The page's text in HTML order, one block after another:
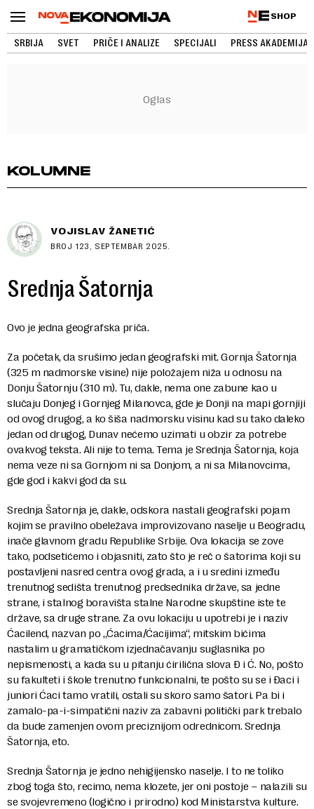
SHOP
SRBIJA SVET PRIČE I ANALIZE SPECIJALI PRESS AKADEMIJA
KOLUMNE
VOJISLAV ŽANETIĆ
BROJ 123, SEPTEMBAR 2025.
Srednja Šatornja
Ovo je jedna geografska priča.
Za početak, da srušimo jedan geografski mit. Gornja Šatornja
(325 m nadmorske visine) nije položajem niža u odnosu na
Donju Šatornju (310 m). Tu, dakle, nema one zabune kao u
slučaju Donjeg i Gornjeg Milanovca, gde je Donji na mapi gornjiji
od ovog drugog, a ko šiša nadmorsku visinu kad su tako daleko
jedan od drugog, Dunav nećemo uzimati u obzir za potrebe
ovakvog teksta. Ali nije to tema. Tema je Srednja Šatornja, koja
nema veze ni sa Gornjom ni sa Donjom, a ni sa Milanovcima,
gde god i kakvi god da su.
Srednja Šatornja je, dakle, odskora nastali geografski pojam
kojim se pravilno obeležava improvizovano naselje u Beogradu,
inače glavnom gradu Republike Srbije. Ova lokacija se zove
tako, podsetićemo i objasniti, zato što je reč o šatorima koji su
postavljeni nasred centra ovog grada, a i u sredini između
trenutnog sedišta trenutnog predsednika države, sa jedne
strane, i stalnog boravišta stalne Narodne skupštine iste te
države, sa druge strane. Za ovu lokaciju u upotrebi je i naziv
Ćacilend, nazvan po „Ćacima/Ćacijima“, mitskim bićima
nastalim u gramatičkom izjednačavanju suglasnika po
nepismenosti, a kada su u pitanju ćirilična slova Đ i Ć. No, pošto
su fakulteti i škole trenutno funkcionalni, te pošto su se i Đaci i
juniori Ćaci tamo vratili, ostali su skoro samo šatori. Pa bi i
zamalo-pa-i-simpatični naziv za zabavni politički park trebalo
da bude zamenjen ovom preciznijom odrednicom. Srednja
Šatornja, eto.
Srednja Šatornja je jedno nehigijensko naselje. I to ne toliko
zbog toga što, recimo, nema klozete, jer oni postoje – nalazili su
se svojevremeno (logično i prirodno) kod Ministarstva kulture.